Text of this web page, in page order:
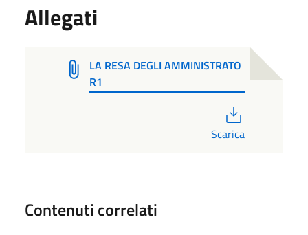
Allegati
LA RESA DEGLI AMMINISTRATO
R1
Scarica
Contenuti correlati